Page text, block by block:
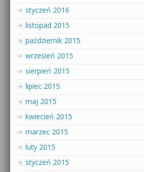
styczeń 2016
listopad 2015
październik 2015
wrzesień 2015
sierpień 2015
lipiec 2015
maj 2015
kwiecień 2015
marzec 2015
luty 2015
styczeń 2015